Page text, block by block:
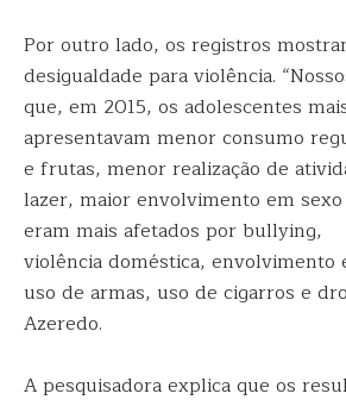
Por outro lado, os registros
desigualdade para violência.
que, em 2015, os adolescentes
apresentavam menor consumo
e frutas, menor realização de
lazer, maior envolvimento em
eram mais afetados por bullying,
violência doméstica, envolvimento
uso de armas, uso de cigarros e
Azeredo.
A pesquisadora explica que os